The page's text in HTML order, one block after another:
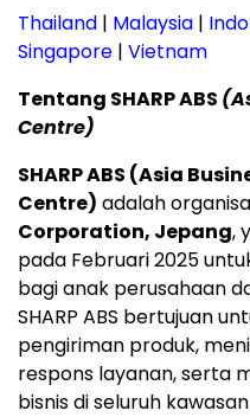
Thailand | Malaysia |
Singapore | Vietnam
Tentang SHARP ABS
Centre)
SHARP ABS (Asia
Centre) adalah
Corporation, Jepang,
pada Februari 2025
bagi anak perusahaan
SHARP ABS bertujuan
pengiriman produk,
respons layanan, serta
bisnis di seluruh kawasan